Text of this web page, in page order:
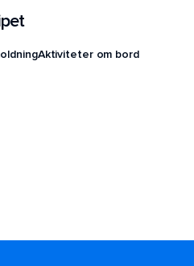
Aktiviteter om bord